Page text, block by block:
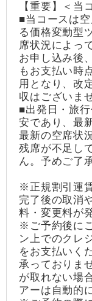
【重要】＜当
■当コースは
る価格変動型
席状況によっ
お申し込み後
もお支払い時
用となり、改
収はございま
■出発日・旅
安であり、最
最新の空席状
残席が不足し
ん。予めご了
※正規割引運
完了後の取消
料・変更料が
※ご予約後に
ン上でのクレ
をお支払いく
承っておりま
が取れない場
アーは自動的